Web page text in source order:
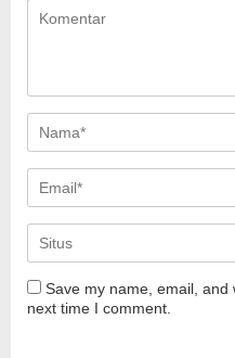
Save my name, email,
next time I comment.